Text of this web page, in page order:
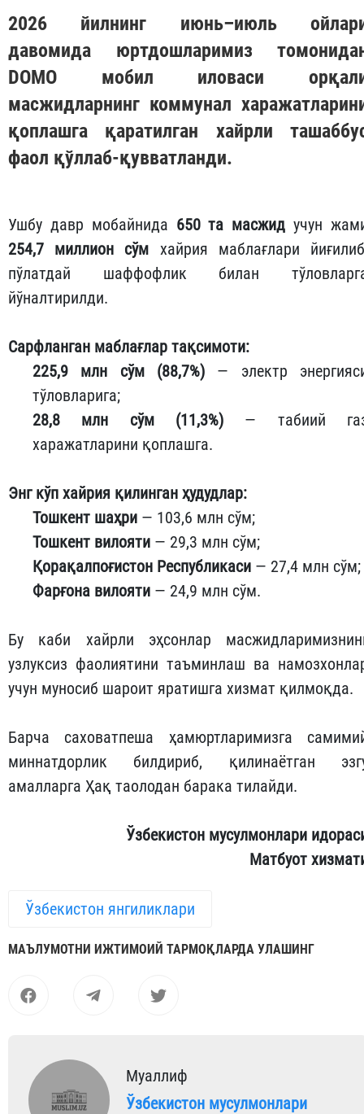
2026 йилнинг июнь–июль
давомида юртдошларимиз
DOMO мобил иловаси
масжидларнинг коммунал
қоплашга қаратилган хайрли
фаол қўллаб-қувватланди.
Ушбу давр мобайнида 650 та масжид учун
254,7 миллион сўм хайрия маблағлари
пўлатдай шаффофлик билан
йўналтирилди.
Сарфланган маблағлар тақсимоти:
225,9 млн сўм (88,7%) — электр
тўловларига;
28,8 млн сўм (11,3%) — табиий
харажатларини қоплашга.
Энг кўп хайрия қилинган ҳудудлар:
Тошкент шаҳри — 103,6 млн сўм;
Тошкент вилояти — 29,3 млн сўм;
Қорақалпоғистон Республикаси — 27,4 млн сўм;
Фарғона вилояти — 24,9 млн сўм.
Бу каби хайрли эҳсонлар
узлуксиз фаолиятини таъминлаш ва
учун муносиб шароит яратишга хизмат қилмоқда.
Барча саховатпеша ҳамюртларимизга
миннатдорлик билдириб, қилинаётган
амалларга Ҳақ таолодан барака тилайди.
Ўзбекистон мусулмонлари
Матбуот
Ўзбекистон янгиликлари
МАЪЛУМОТНИ ИЖТИМОИЙ ТАРМОҚЛАРДА УЛАШИНГ
Муаллиф
Ўзбекистон мусулмонлари